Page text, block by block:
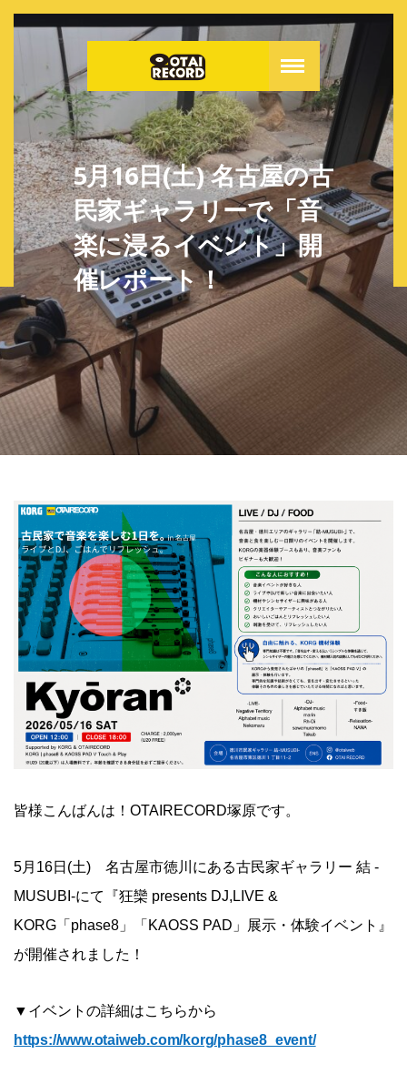
5月16日(土) 名古屋の古
民家ギャラリーで「音
楽に浸るイベント」開
催レポート！
皆様こんばんは！OTAIRECORD塚原です。
5月16日(土) 名古屋市徳川にある古民家ギャラリー 結 -
MUSUBI-にて『狂欒 presents DJ,LIVE &
KORG「phase8」「KAOSS PAD」展示・体験イベント』
が開催されました！
▼イベントの詳細はこちらから
https://www.otaiweb.com/korg/phase8_event/